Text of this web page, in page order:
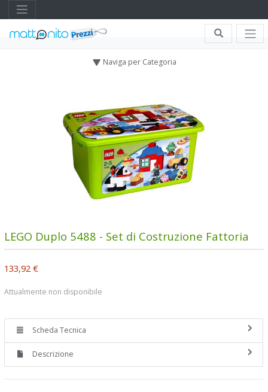
Naviga per Categoria
LEGO Duplo 5488 - Set di Costruzione Fattoria
133,92 €
Attualmente non disponibile
Scheda Tecnica
Descrizione